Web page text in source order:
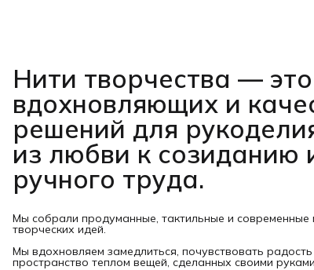
Нити творчества —
вдохновляющих и
решений для
из любви к созиданию
ручного труда.
Мы собрали продуманные, тактильные и
творческих идей.
Мы вдохновляем замедлиться, почувствовать
пространство теплом вещей, сделанных своими